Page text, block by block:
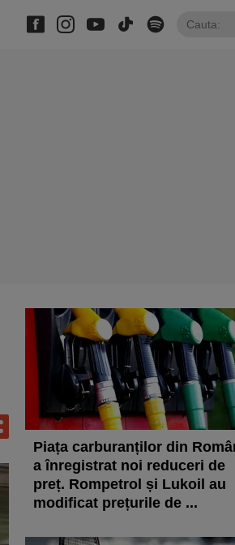
Piața carburanților din
a înregistrat noi reduceri de
preț. Rompetrol și Lukoil au
modificat prețurile de ...